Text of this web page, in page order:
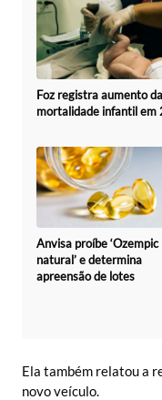
Foz registra aumento da
mortalidade infantil em
Anvisa proíbe ‘Ozempic
natural’ e determina
apreensão de lotes
Ela também relatou a
novo veículo.